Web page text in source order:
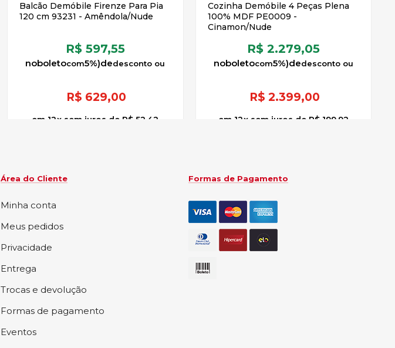
Balcão Demóbile Firenze Para Pia
120 cm 93231 - Amêndola/Nude
R$ 597,55
de
5%)
noboleto
R$ 629,00
12x de R$ 52,42
sem juros
Cozinha Demóbile 4 Peças Plena
100% MDF PE0009 -
Cinamon/Nude
R$ 2.279,05
de
5%)
noboleto
R$ 2.399,00
12x de R$ 199,92
sem juros
Área do Cliente
Minha conta
Meus pedidos
Privacidade
Entrega
Trocas e devolução
Formas de pagamento
Eventos
Formas de Pagamento